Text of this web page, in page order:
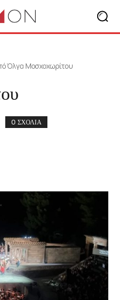
Όλγα Μοσχοχωρίτου
0 ΣΧΟΛΙΑ